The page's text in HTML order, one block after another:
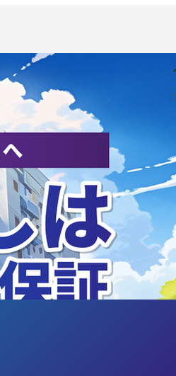
ジー・アンド・コ
グと連携協定を